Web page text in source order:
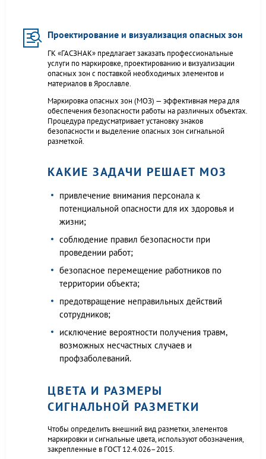
Проектирование и визуализация опасных зон
ГК «ГАСЗНАК» предлагает заказать профессиональные
услуги по маркировке, проектированию и визуализации
опасных зон с поставкой необходимых элементов и
материалов в Ярославле.
Маркировка опасных зон (МОЗ) — эффективная мера для
обеспечения безопасности работы на различных объектах.
Процедура предусматривает установку знаков
безопасности и выделение опасных зон сигнальной
разметкой.
КАКИЕ ЗАДАЧИ РЕШАЕТ МОЗ
привлечение внимания персонала к
потенциальной опасности для их здоровья и
жизни;
соблюдение правил безопасности при
проведении работ;
безопасное перемещение работников по
территории объекта;
предотвращение неправильных действий
сотрудников;
исключение вероятности получения травм,
возможных несчастных случаев и
профзаболеваний.
ЦВЕТА И РАЗМЕРЫ
СИГНАЛЬНОЙ РАЗМЕТКИ
Чтобы определить внешний вид разметки, элементов
маркировки и сигнальные цвета, используют обозначения,
закрепленные в ГОСТ 12.4.026–2015.